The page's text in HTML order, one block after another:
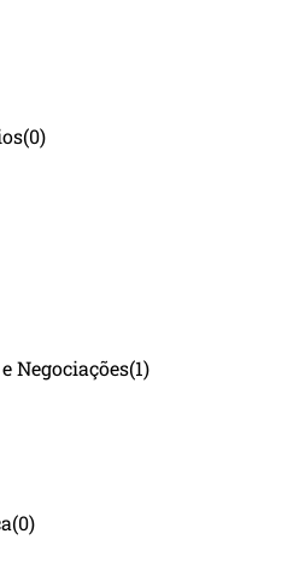
(0)
Negociações(1)
(0)